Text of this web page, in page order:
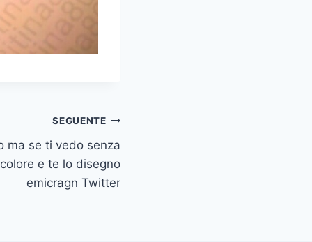
SEGUENTE
ma se ti vedo senza
e te lo disegno
emicragn Twitter